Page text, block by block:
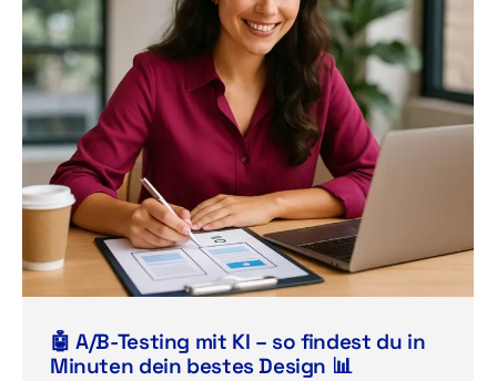
🤖 A/B-Testing mit KI – so findest du in
Minuten dein bestes Design 📊